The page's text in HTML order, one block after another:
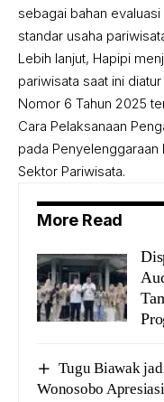
sebagai bahan
standar usaha
Lebih lanjut, Hapipi
pariwisata saat ini
Nomor 6 Tahun 2025
Cara Pelaksanaan
pada Penyelenggaraan
Sektor Pariwisata.
More Read
Tugu Biawak
Wonosobo